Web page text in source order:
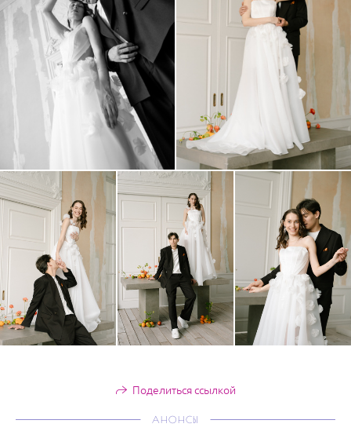
Поделиться ссылкой
АНОНСЫ